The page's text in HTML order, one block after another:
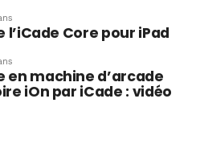
l’iCade Core pour iPad
en machine d’arcade
iOn par iCade : vidéo